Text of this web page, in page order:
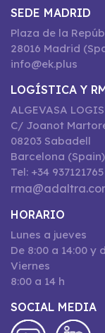
SEDE MADRID
Plaza de la
28016 Madrid
info@ek.plus
LOGÍSTICA Y
ALGEVASA
C/ Joanot
08203 Sabadell
Barcelona (Spain)
Tel: +34 937121765
HORARIO
Lunes a jueves
De 8:00 a 14:00 y
Viernes
8:00 a 14 h
SOCIAL MEDIA